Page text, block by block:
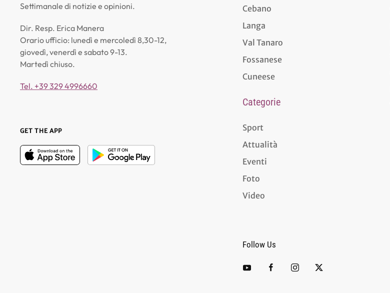
Settimanale di notizie e opinioni.
Dir. Resp. Erica Manera
Orario ufficio: lunedì e mercoledì 8,30-12,
giovedì, venerdì e sabato 9-13.
Martedì chiuso.
Tel. +39 329 4996660
GET THE APP
Cebano
Langa
Val Tanaro
Fossanese
Cuneese
Categorie
Sport
Attualità
Eventi
Foto
Video
Follow Us